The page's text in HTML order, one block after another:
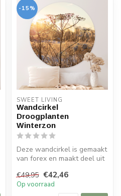
-15%
SWEET LIVING
Wandcirkel
Droogplanten
Winterzon
Deze wandcirkel is gemaakt
van forex en maakt deel uit
€49,95 €42,46
Op voorraad